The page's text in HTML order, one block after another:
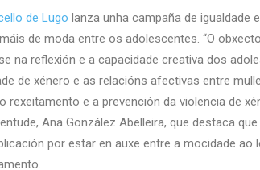
de Lugo lanza unha campaña de igualdade
de moda entre os adolescentes. “O
na reflexión e a capacidade creativa dos
de xénero e as relacións afectivas entre
rexeitamento e a prevención da violencia de
Ana González Abelleira, que destaca
por estar en auxe entre a mocidade ao